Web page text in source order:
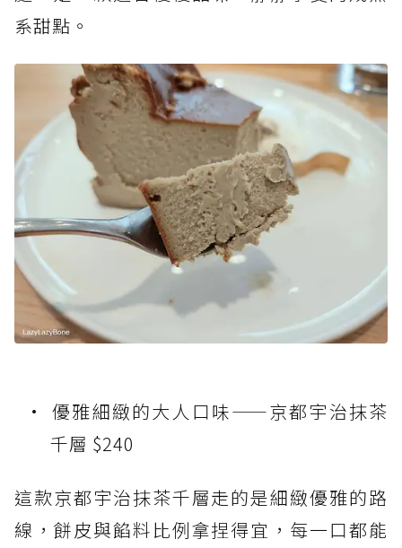
系甜點。
優雅細緻的大人口味——京都宇治抹茶
千層 $240
這款京都宇治抹茶千層走的是細緻優雅的路
線，餅皮與餡料比例拿捏得宜，每一口都能